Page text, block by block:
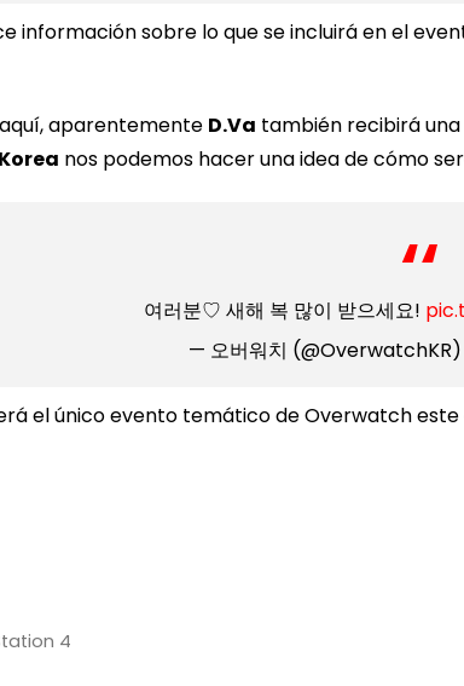
información sobre lo que se incluirá en el
aparentemente D.Va también recibirá
Korea nos podemos hacer una idea de cómo
여러분♡ 새해 복 많이 받으세요!
— 오버워치 (@OverwatchKR)
el único evento temático de Overwatch
4